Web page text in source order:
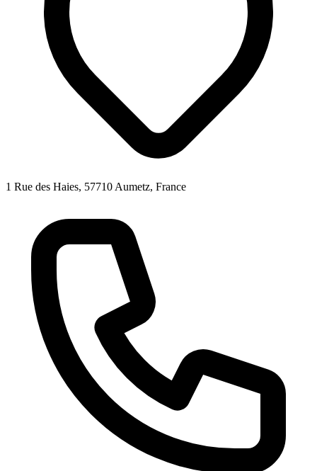
1 Rue des Haies, 57710 Aumetz, France